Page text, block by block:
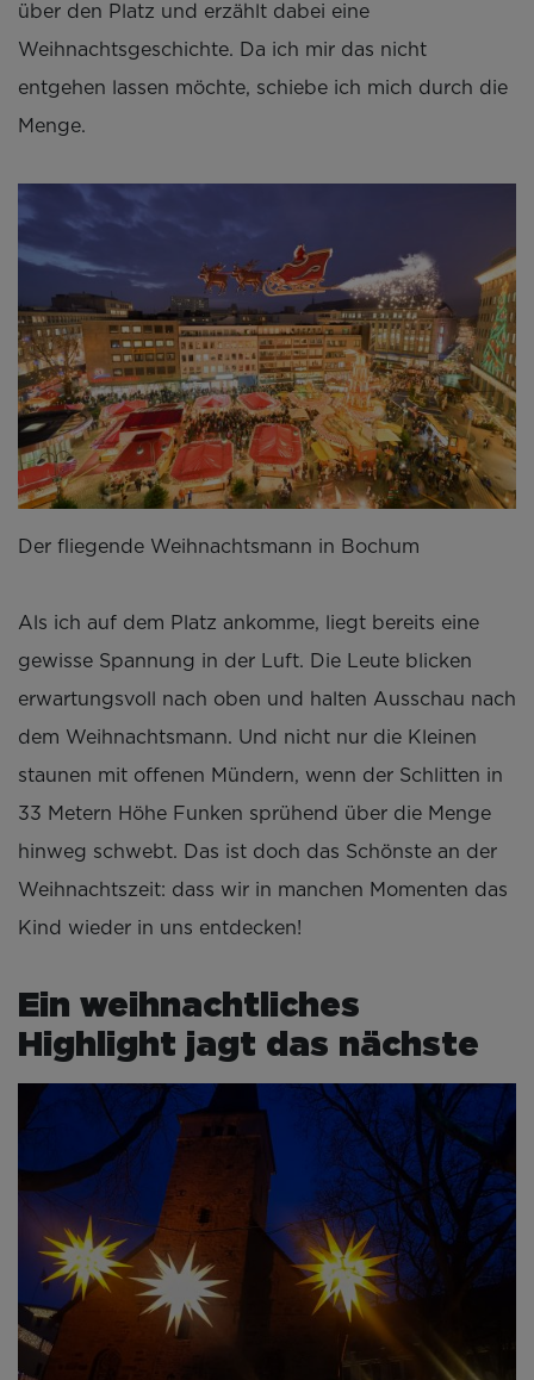
über den Platz und erzählt dabei eine
Weihnachtsgeschichte. Da ich mir das nicht
entgehen lassen möchte, schiebe ich mich durch die
Menge.
Der fliegende Weihnachtsmann in Bochum
Als ich auf dem Platz ankomme, liegt bereits eine
gewisse Spannung in der Luft. Die Leute blicken
erwartungsvoll nach oben und halten Ausschau nach
dem Weihnachtsmann. Und nicht nur die Kleinen
staunen mit offenen Mündern, wenn der Schlitten in
33 Metern Höhe Funken sprühend über die Menge
hinweg schwebt. Das ist doch das Schönste an der
Weihnachtszeit: dass wir in manchen Momenten das
Kind wieder in uns entdecken!
Ein weihnachtliches
Highlight jagt das nächste